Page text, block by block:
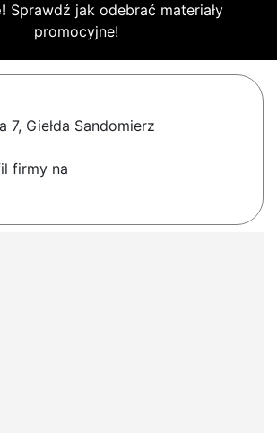
Sprawdź jak odebrać materiały
promocyjne!
7, Giełda Sandomierz
firmy na